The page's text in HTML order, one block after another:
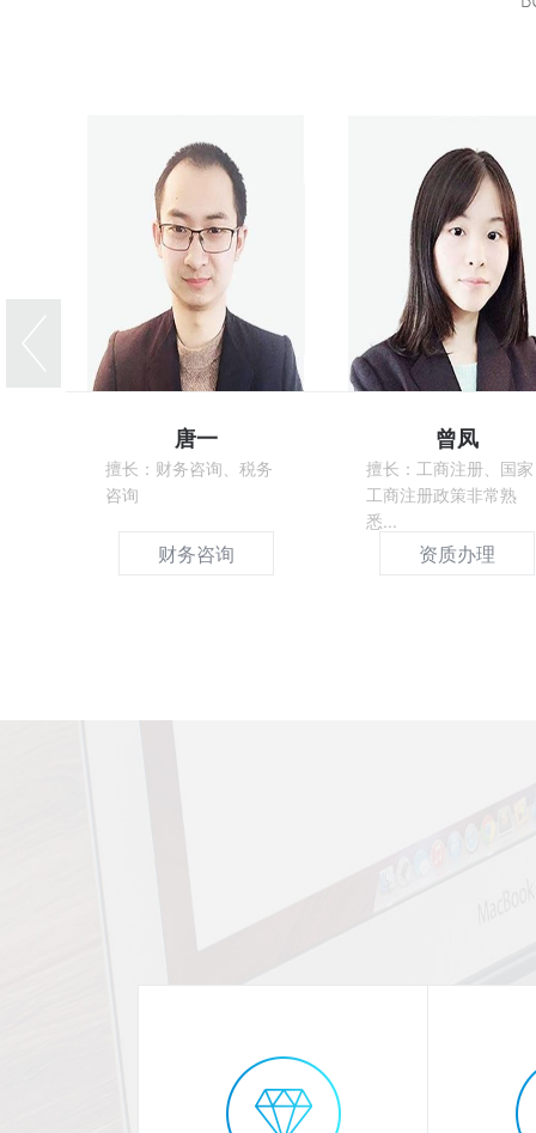
唐一
擅长：财务咨询、税务
咨询
财务咨询
曾凤
擅长：工商注册、国家
工商注册政策非常熟
悉...
资质办理